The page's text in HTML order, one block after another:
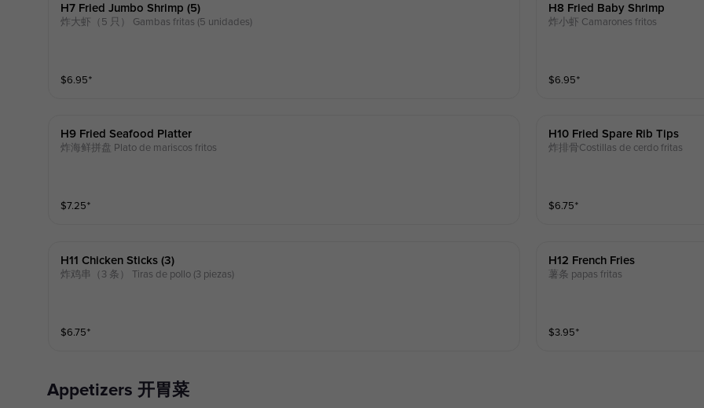
H7 Fried Jumbo Shrimp (5)
炸大虾（5 只） Gambas fritas (5 unidades)
$6.95⁺
H8 Fried Baby Shrimp
炸小虾 Camarones fritos
$6.95⁺
H9 Fried Seafood Platter
炸海鲜拼盘 Plato de mariscos fritos
$7.25⁺
H10 Fried Spare Rib Tips
炸排骨Costillas de cerdo fritas
$6.75⁺
H11 Chicken Sticks (3)
炸鸡串（3 条） Tiras de pollo (3 piezas)
$6.75⁺
H12 French Fries
薯条 papas fritas
$3.95⁺
Appetizers 开胃菜